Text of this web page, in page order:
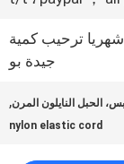
/ متر شهريا ترحيب كمية
جيدة بو
الحبل النايلون المرن,
nylon elastic cord